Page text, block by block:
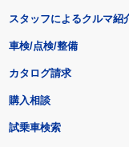
スタッフによるクルマ紹
車検/点検/整備
カタログ請求
購入相談
試乗車検索